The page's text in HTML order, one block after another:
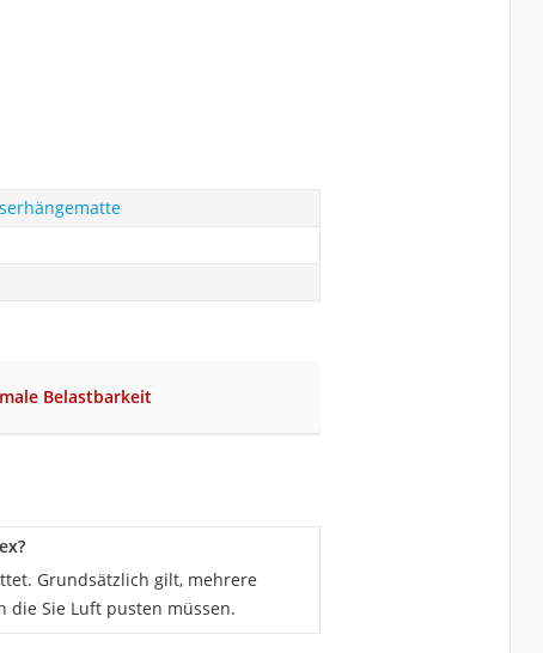
Belastbarkeit
Grundsätzlich gilt, mehrere
die Sie Luft pusten müssen.